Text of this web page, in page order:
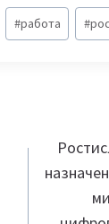
#работа #